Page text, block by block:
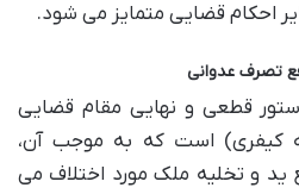
احکام قضایی متمایز می شود.
تصرف عدوانی
قطعی و نهایی مقام قضایی
کیفری) است که به موجب آن،
ید و تخلیه ملک مورد اختلاف می